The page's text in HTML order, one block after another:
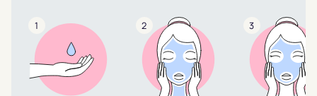
1 2 3